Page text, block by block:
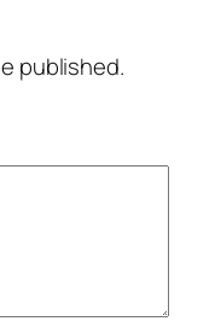
published.